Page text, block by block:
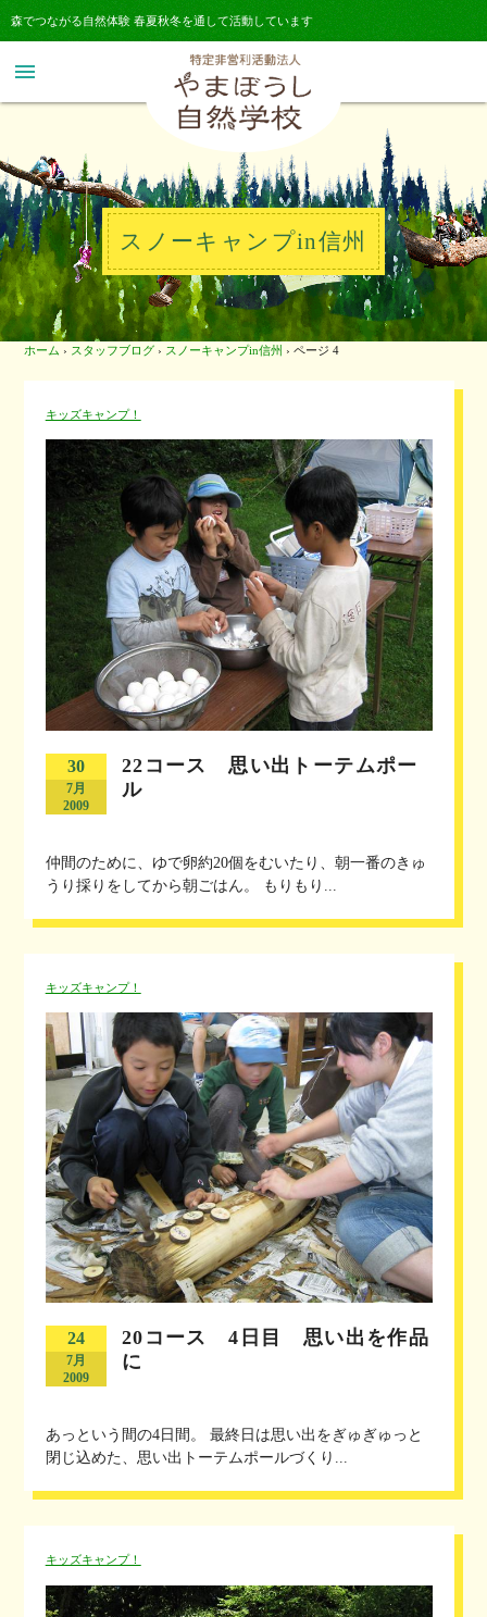
森でつながる自然体験 春夏秋冬を通して活動しています
menu
スノーキャンプin信州
ホーム › スタッフブログ › スノーキャンプin信州 › ページ 4
キッズキャンプ！
30
7月
2009
22コース 思い出トーテムポー
ル
仲間のために、ゆで卵約20個をむいたり、朝一番のきゅ
うり採りをしてから朝ごはん。 もりもり...
キッズキャンプ！
24
7月
2009
20コース 4日目 思い出を作品
に
あっという間の4日間。 最終日は思い出をぎゅぎゅっと
閉じ込めた、思い出トーテムポールづくり...
キッズキャンプ！